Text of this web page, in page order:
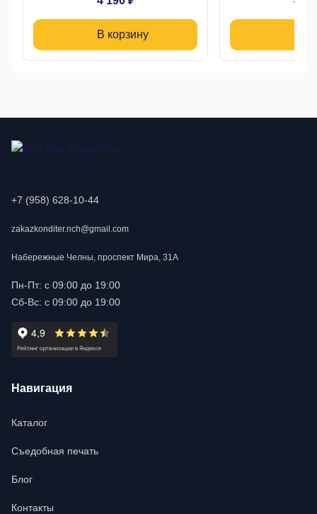
В корзину
+7 (958) 628-10-44
zakazkonditer.nch@gmail.com
Набережные Челны, проспект Мира, 31А
Пн-Пт: с 09:00 до 19:00
Сб-Вс: с 09:00 до 19:00
Навигация
Каталог
Съедобная печать
Блог
Контакты